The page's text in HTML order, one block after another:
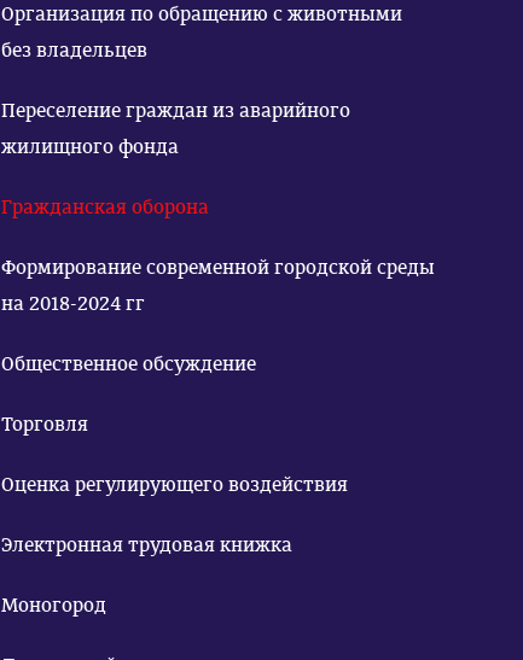
Организация по обращению с животными
без владельцев
Переселение граждан из аварийного
жилищного фонда
Гражданская оборона
Формирование современной городской среды
на 2018-2024 гг
Общественное обсуждение
Торговля
Оценка регулирующего воздействия
Электронная трудовая книжка
Моногород